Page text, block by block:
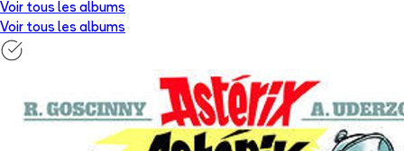
Voir tous les albums
Voir tous les albums